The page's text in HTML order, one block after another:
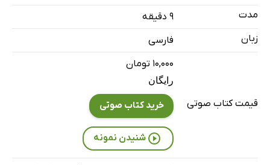
مدت
۹ دقیقه
زبان
فارسی
قیمت کتاب صوتی
۱۰,۰۰۰ تومان
رایگان
خرید کتاب صوتی
شنیدن نمونه